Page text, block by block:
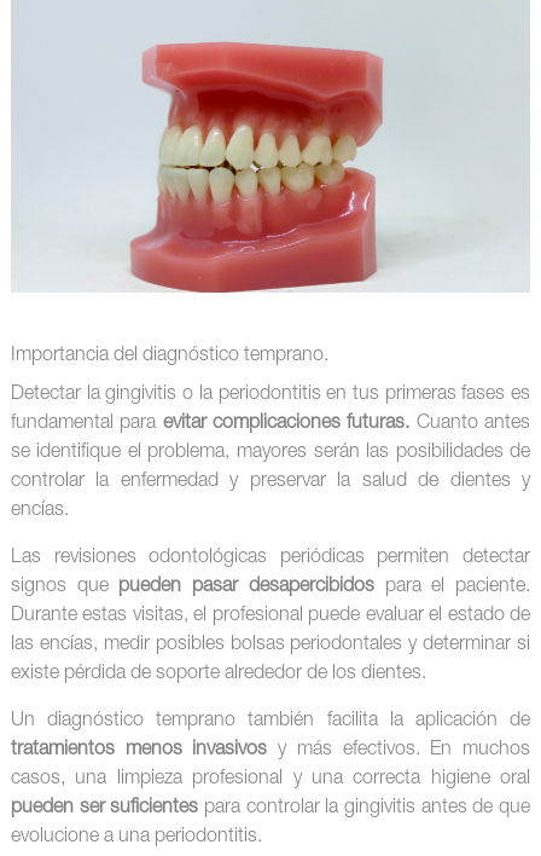
Importancia del diagnóstico temprano.
Detectar la gingivitis o la periodontitis en tus primeras fases es
fundamental para evitar complicaciones futuras. Cuanto antes
se identifique el problema, mayores serán las posibilidades de
controlar la enfermedad y preservar la salud de dientes y
encías.
Las revisiones odontológicas periódicas permiten detectar
signos que pueden pasar desapercibidospara el paciente.
Durante estas visitas, el profesional puede evaluar el estado de
las encías, medir posibles bolsas periodontales y determinar si
existe pérdida de soporte alrededor de los dientes.
Un diagnóstico temprano también facilita la aplicación de
tratamientos menos invasivos y más efectivos. En muchos
casos, una limpieza profesional y una correcta higiene oral
pueden ser suficientes para controlar la gingivitis antes de que
evolucione a una periodontitis.